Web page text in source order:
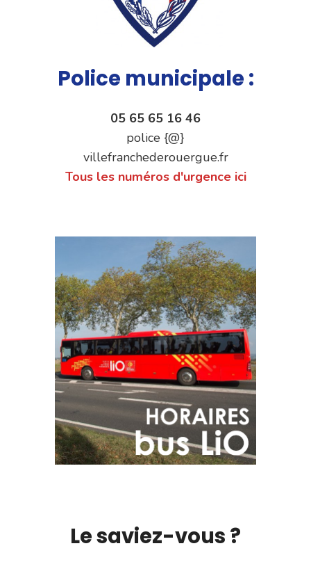
Police municipale :
05 65 65 16 46
police {@}
villefranchederouergue.fr
Tous les numéros d'urgence ici
Le saviez-vous ?